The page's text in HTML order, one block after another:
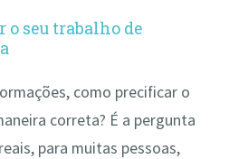
o seu trabalho de
como precificar o
correta? É a pergunta
para muitas pessoas,